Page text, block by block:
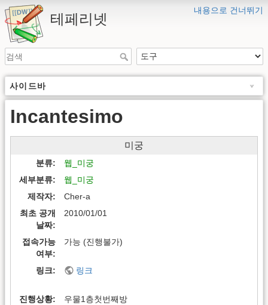
내용으로 건너뛰기
테페리넷
사이드바
Incantesimo
미궁
분류
웹_미궁
세부분류
웹_미궁
제작자
Cher-a
최초 공개
날짜
2010/01/01
접속가능
여부
가능 (진행불가)
링크 링크
진행상황
우물1층첫번째방